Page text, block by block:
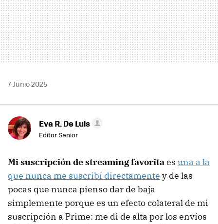
7 Junio 2025
Eva R. De Luis
Editor Senior
Mi suscripción de streaming favoritaes una a la
que nunca me suscribí directamente y de las
pocas que nunca pienso dar de baja
simplemente porque es un efecto colateral de mi
suscripción a Prime: me di de alta por los envíos